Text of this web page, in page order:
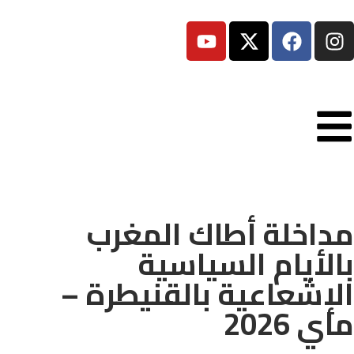
مداخلة أطاك المغرب
بالأيام السياسية
الإشعاعية بالقنيطرة –
ماي 2026